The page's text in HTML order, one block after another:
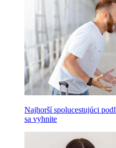
Najhorší spolucestujúci
sa vyhnite